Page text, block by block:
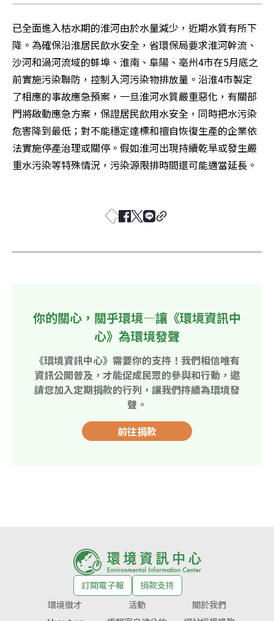
已全面進入枯水期的淮河由於水量減少，近期水質有所下
降。為確保沿淮居民飲水安全，省環保局要求淮河幹流、
沙河和渦河流域的蚌埠、淮南、阜陽、亳州4市在5月底之
前實施污染聯防，控制入河污染物排放量。沿淮4市製定
了相應的事故應急預案，一旦淮河水質嚴重惡化，有關部
門將啟動應急方案，保證居民飲用水安全，同時把水污染
危害降到最低；對不能穩定達標和擅自恢復生產的企業依
法實施停產治理或關停。假如淮河出現持續乾旱或發生嚴
重水污染等特殊情況，污染源限排時間還可能適當延長。
你的關心，關乎環境—讓《環境資訊中
心》為環境發聲
《環境資訊中心》需要你的支持！我們相信唯有
資訊公開普及，才能促成民眾的參與和行動，邀
請您加入定期捐款的行列，讓我們持續為環境發
聲。
前往捐款
訂閱電子報
捐款支持
環境徵才
活動
關於我們